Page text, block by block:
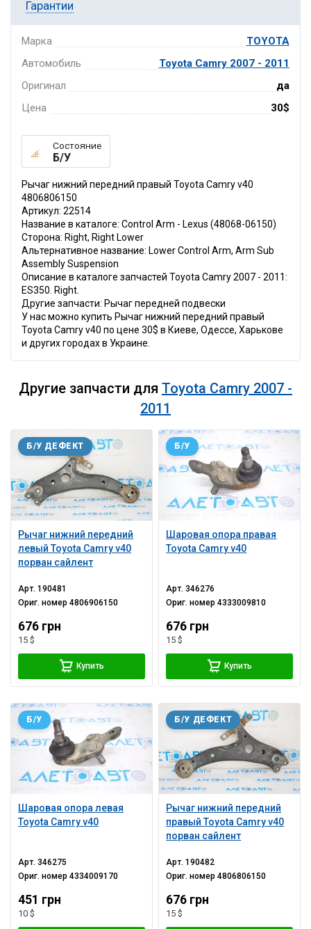
Гарантии
Марка
TOYOTA
Автомобиль
Toyota Camry 2007 - 2011
Оригинал
да
Цена
30$
Состояние
Б/У
Рычаг нижний передний правый Toyota Camry v40
4806806150
Артикул: 22514
Название в каталоге: Control Arm - Lexus (48068-06150)
Сторона: Right, Right Lower
Альтернативное название: Lower Control Arm, Arm Sub
Assembly Suspension
Описание в каталоге запчастей Toyota Camry 2007 - 2011:
ES350. Right.
Другие запчасти: Рычаг передней подвески
У нас можно купить Рычаг нижний передний правый
Toyota Camry v40 по цене 30$ в Киеве, Одессе, Харькове
и других городах в Украине.
Другие запчасти для Toyota Camry 2007 -
2011
Рычаг нижний передний
левый Toyota Camry v40
порван сайлент
Б/У ДЕФЕКТ
Арт.190481
Ориг. номер4806906150
676 грн
15 $
Купить
Шаровая опора правая
Toyota Camry v40
Б/У
Арт.346276
Ориг. номер4333009810
676 грн
15 $
Купить
Шаровая опора левая
Toyota Camry v40
Б/У
Арт.346275
Ориг. номер4334009170
451 грн
10 $
Рычаг нижний передний
правый Toyota Camry v40
порван сайлент
Б/У ДЕФЕКТ
Арт.190482
Ориг. номер4806806150
676 грн
15 $